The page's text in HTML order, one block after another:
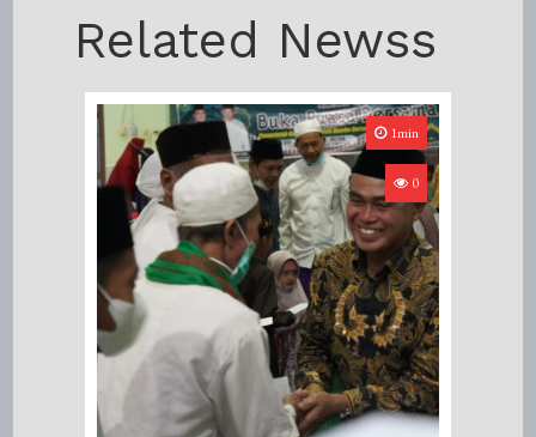
Related Newss
1min
0